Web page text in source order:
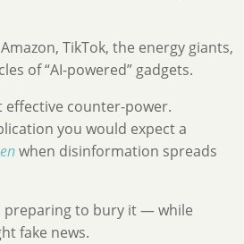
TikTok, the energy giants,
of “AI-powered” gadgets.
counter-power.
you would expect a
when disinformation spreads
preparing to bury it — while
fake news.